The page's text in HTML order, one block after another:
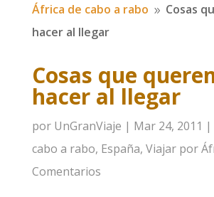
África de cabo a rabo 9 Cosas
hacer al llegar
Cosas que
hacer al llegar
por UnGranViaje | Mar 24, 2011 |
cabo a rabo, España, Viajar por
Comentarios